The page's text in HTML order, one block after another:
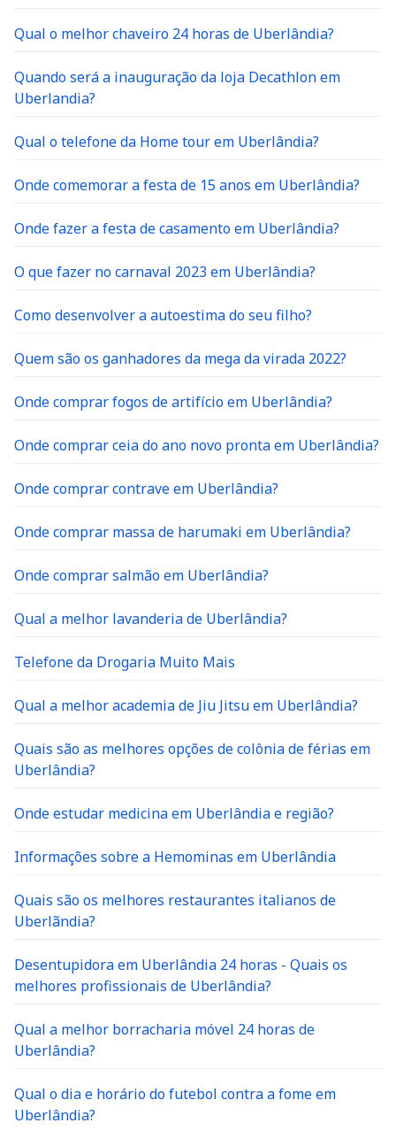
Qual o melhor chaveiro 24 horas de Uberlândia?
Quando será a inauguração da loja Decathlon em
Uberlandia?
Qual o telefone da Home tour em Uberlândia?
Onde comemorar a festa de 15 anos em Uberlândia?
Onde fazer a festa de casamento em Uberlândia?
O que fazer no carnaval 2023 em Uberlândia?
Como desenvolver a autoestima do seu filho?
Quem são os ganhadores da mega da virada 2022?
Onde comprar fogos de artifício em Uberlândia?
Onde comprar ceia do ano novo pronta em Uberlândia?
Onde comprar contrave em Uberlândia?
Onde comprar massa de harumaki em Uberlândia?
Onde comprar salmão em Uberlândia?
Qual a melhor lavanderia de Uberlândia?
Telefone da Drogaria Muito Mais
Qual a melhor academia de Jiu Jitsu em Uberlândia?
Quais são as melhores opções de colônia de férias em
Uberlândia?
Onde estudar medicina em Uberlândia e região?
Informações sobre a Hemominas em Uberlândia
Quais são os melhores restaurantes italianos de
Uberlãndia?
Desentupidora em Uberlândia 24 horas - Quais os
melhores profissionais de Uberlândia?
Qual a melhor borracharia móvel 24 horas de
Uberlândia?
Qual o dia e horário do futebol contra a fome em
Uberlândia?